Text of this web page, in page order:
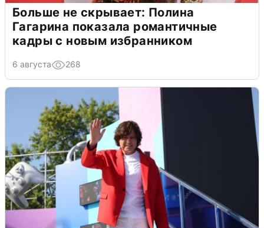
Больше не скрывает: Полина
Гагарина показала романтичные
кадры с новым избранником
6 августа 268